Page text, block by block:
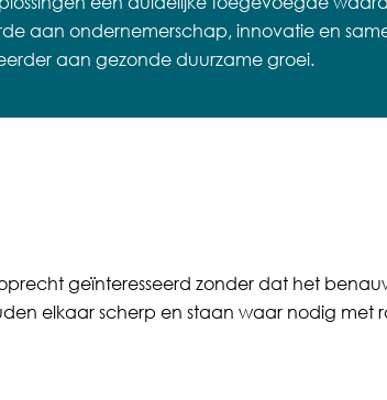
aan ondernemerschap, innovatie en
aan gezonde duurzame groei.
geïnteresseerd zonder dat het
elkaar scherp en staan waar nodig met